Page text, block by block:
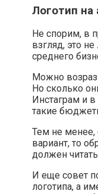
Логотип на
Не спорим, в
взгляд, это
среднего
Можно
Но сколько
Инстаграм и
такие
Тем не менее,
вариант, то
должен
И еще совет
логотипа, а